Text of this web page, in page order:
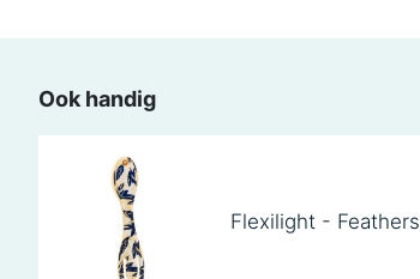
Ook handig
Flexilight - Feathers